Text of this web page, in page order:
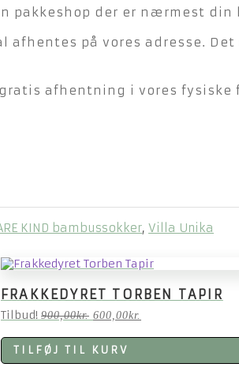
pakkeshop der er nærmest
afhentes på vores adresse.
afhentning i vores
KIND bambussokker, Villa Unika
FRAKKEDYRET TORBEN TAPIR
Tilbud! 900,00kr. Den
pris
var:
900,00kr..
600,00kr.
pris
600,00kr..
TILFØJ TIL KURV